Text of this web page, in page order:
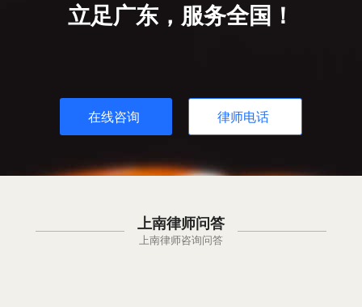
立足广东，服务全国！
在线咨询 律师电话
上南律师问答
上南律师咨询问答